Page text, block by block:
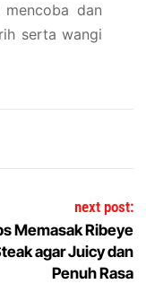
dan
serta wangi
next post:
Memasak Ribeye
agar Juicy dan
Penuh Rasa